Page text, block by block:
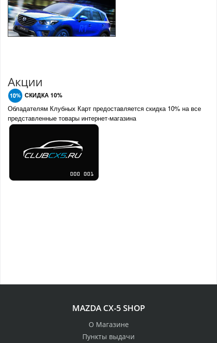
Акции
СКИДКА 10%
Обладателям Клубных Карт предоставляется скидка 10% на все
представленные товары интернет-магазина
MAZDA CX-5 SHOP
О Магазине
Пункты выдачи